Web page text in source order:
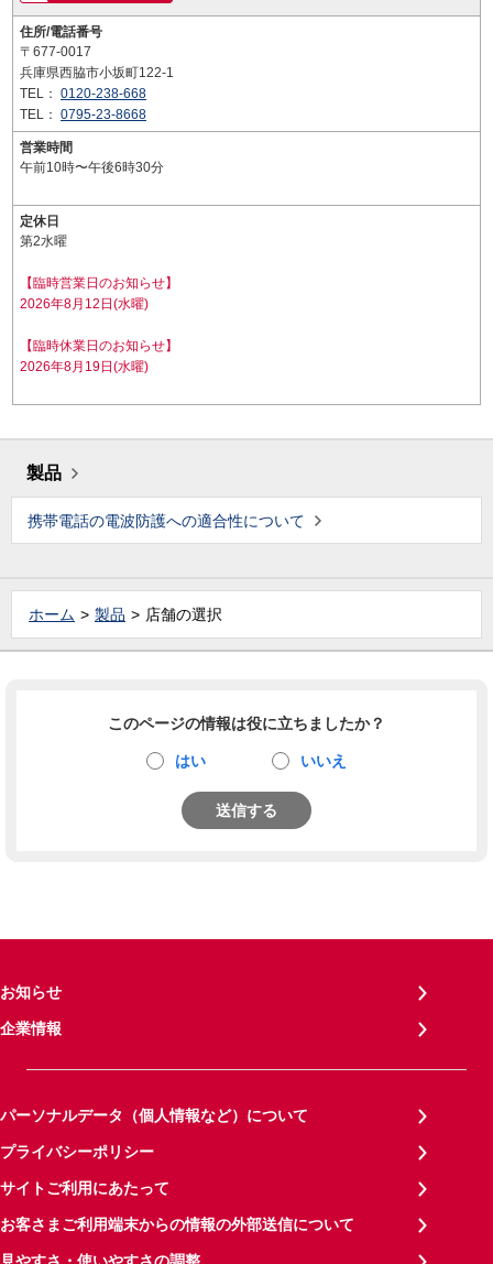
住所/電話番号
〒677-0017
兵庫県西脇市小坂町122-1
TEL： 0120-238-668
TEL： 0795-23-8668
営業時間
午前10時〜午後6時30分
定休日
第2水曜
【臨時営業日のお知らせ】
2026年8月12日(水曜)
【臨時休業日のお知らせ】
2026年8月19日(水曜)
製品
携帯電話の電波防護への適合性について
ホーム 製品 店舗の選択
このページの情報は役に立ちましたか？
はい いいえ
送信する
お知らせ
企業情報
パーソナルデータ（個人情報など）について
プライバシーポリシー
サイトご利用にあたって
お客さまご利用端末からの情報の外部送信について